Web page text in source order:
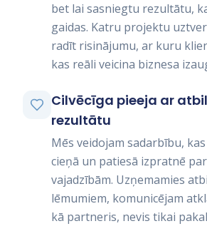
bet lai sasniegtu rezultātu,
gaidas. Katru projektu
radīt risinājumu, ar kuru
kas reāli veicina biznesa
Cilvēcīga pieeja ar
rezultātu
Mēs veidojam sadarbību,
cieņā un patiesā izpratnē
vajadzībām. Uzņemamies
lēmumiem, komunicējam
kā partneris, nevis tikai